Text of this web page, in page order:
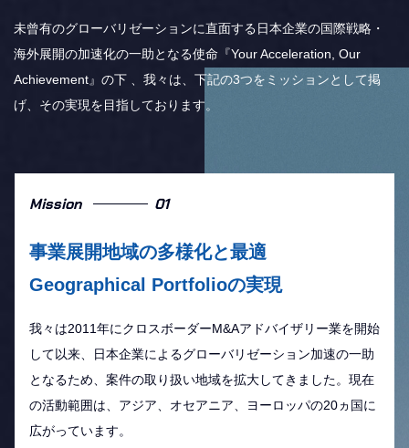
未曾有のグローバリゼーションに直面する日本企業の国際戦略・
海外展開の加速化の一助となる使命『Your Acceleration, Our
Achievement』の下 、我々は、下記の3つをミッションとして掲
げ、その実現を目指しております。
Mission 01
事業展開地域の多様化と最適
Geographical Portfolioの実現
我々は2011年にクロスボーダーM&Aアドバイザリー業を開始
して以来、日本企業によるグローバリゼーション加速の一助
となるため、案件の取り扱い地域を拡大してきました。現在
の活動範囲は、アジア、オセアニア、ヨーロッパの20ヵ国に
広がっています。